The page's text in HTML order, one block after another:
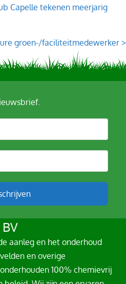
Capelle tekenen meerjarig
groen-/faciliteitmedewerker >
aanleg en het onderhoud
en overige
100% chemievrij